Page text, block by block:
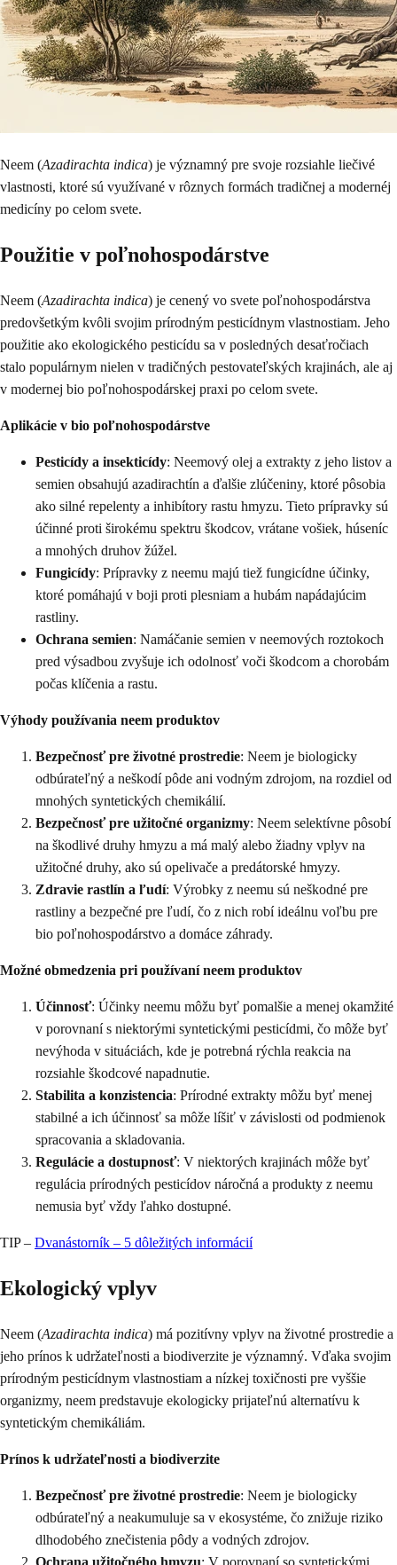
Neem (Azadirachta indica) je významný pre svoje rozsiahle liečivé
vlastnosti, ktoré sú využívané v rôznych formách tradičnej a modernéj
medicíny po celom svete.
Použitie v poľnohospodárstve
Neem (Azadirachta indica) je cenený vo svete poľnohospodárstva
predovšetkým kvôli svojim prírodným pesticídnym vlastnostiam. Jeho
použitie ako ekologického pesticídu sa v posledných desaťročiach
stalo populárnym nielen v tradičných pestovateľských krajinách, ale aj
v modernej bio poľnohospodárskej praxi po celom svete.
Aplikácie v bio poľnohospodárstve
Pesticídy a insekticídy: Neemový olej a extrakty z jeho listov a
semien obsahujú azadirachtín a ďalšie zlúčeniny, ktoré pôsobia
ako silné repelenty a inhibítory rastu hmyzu. Tieto prípravky sú
účinné proti širokému spektru škodcov, vrátane vošiek, húseníc
a mnohých druhov žúžel.
Fungicídy: Prípravky z neemu majú tiež fungicídne účinky,
ktoré pomáhajú v boji proti plesniam a hubám napádajúcim
rastliny.
Ochrana semien: Namáčanie semien v neemových roztokoch
pred výsadbou zvyšuje ich odolnosť voči škodcom a chorobám
počas klíčenia a rastu.
Výhody používania neem produktov
Bezpečnosť pre životné prostredie: Neem je biologicky
odbúrateľný a neškodí pôde ani vodným zdrojom, na rozdiel od
mnohých syntetických chemikálií.
Bezpečnosť pre užitočné organizmy: Neem selektívne pôsobí
na škodlivé druhy hmyzu a má malý alebo žiadny vplyv na
užitočné druhy, ako sú opelivače a predátorské hmyzy.
Zdravie rastlín a ľudí: Výrobky z neemu sú neškodné pre
rastliny a bezpečné pre ľudí, čo z nich robí ideálnu voľbu pre
bio poľnohospodárstvo a domáce záhrady.
Možné obmedzenia pri používaní neem produktov
Účinnosť: Účinky neemu môžu byť pomalšie a menej okamžité
v porovnaní s niektorými syntetickými pesticídmi, čo môže byť
nevýhoda v situáciách, kde je potrebná rýchla reakcia na
rozsiahle škodcové napadnutie.
Stabilita a konzistencia: Prírodné extrakty môžu byť menej
stabilné a ich účinnosť sa môže líšiť v závislosti od podmienok
spracovania a skladovania.
Regulácie a dostupnosť: V niektorých krajinách môže byť
regulácia prírodných pesticídov náročná a produkty z neemu
nemusia byť vždy ľahko dostupné.
TIP – Dvanástorník – 5 dôležitých informácií
Ekologický vplyv
Neem (Azadirachta indica) má pozitívny vplyv na životné prostredie a
jeho prínos k udržateľnosti a biodiverzite je významný. Vďaka svojim
prírodným pesticídnym vlastnostiam a nízkej toxičnosti pre vyššie
organizmy, neem predstavuje ekologicky prijateľnú alternatívu k
syntetickým chemikáliám.
Prínos k udržateľnosti a biodiverzite
Bezpečnosť pre životné prostredie: Neem je biologicky
odbúrateľný a neakumuluje sa v ekosystéme, čo znižuje riziko
dlhodobého znečistenia pôdy a vodných zdrojov.
Ochrana užitočného hmyzu: V porovnaní so syntetickými